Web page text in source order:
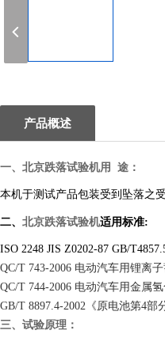
产品概述
一、 北京跌落试验机用 途：
本机于测试产品包装受到坠落之
二、 北京跌落试验机适用标准:
ISO 2248 JIS Z0202-87 GB/
QC/T 743-2006 电动汽车用锂离
QC/T 744-2006 电动汽车用金属
GB/T 8897.4-2002《原电池第4部
三、试验原理：